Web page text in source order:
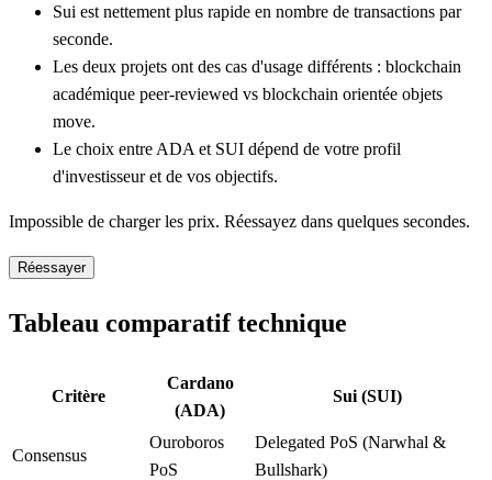
Sui est nettement plus rapide en nombre de transactions par
seconde.
Les deux projets ont des cas d'usage différents : blockchain
académique peer-reviewed vs blockchain orientée objets
move.
Le choix entre ADA et SUI dépend de votre profil
d'investisseur et de vos objectifs.
Impossible de charger les prix. Réessayez dans quelques secondes.
Réessayer
Tableau comparatif technique
Critère
Cardano
(ADA)
Sui (SUI)
Consensus
Ouroboros
PoS
Delegated PoS (Narwhal &
Bullshark)